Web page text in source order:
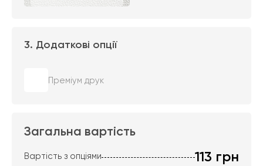
3. Додаткові опції
Преміум друк
Загальна вартість
Вартість з опціями 113 грн